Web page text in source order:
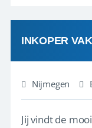
INKOPER
Nijmegen
Jij vindt de